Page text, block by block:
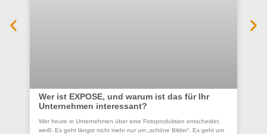
Wer ist EXPOSE, und warum ist das für Ihr
Unternehmen interessant?
Wer heute in Unternehmen über eine Fotoproduktion entscheidet,
weiß: Es geht längst nicht mehr nur um „schöne Bilder“. Es geht um